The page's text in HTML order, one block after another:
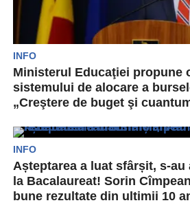
INFO
Ministerul Educaţiei propune
sistemului de alocare a
„Creştere de buget şi
cuantumuri minime care să
prin existenţa...
INFO
Așteptarea a luat sfârșit, s-au
la Bacalaureat! Sorin
bune rezultate din ultimii 10